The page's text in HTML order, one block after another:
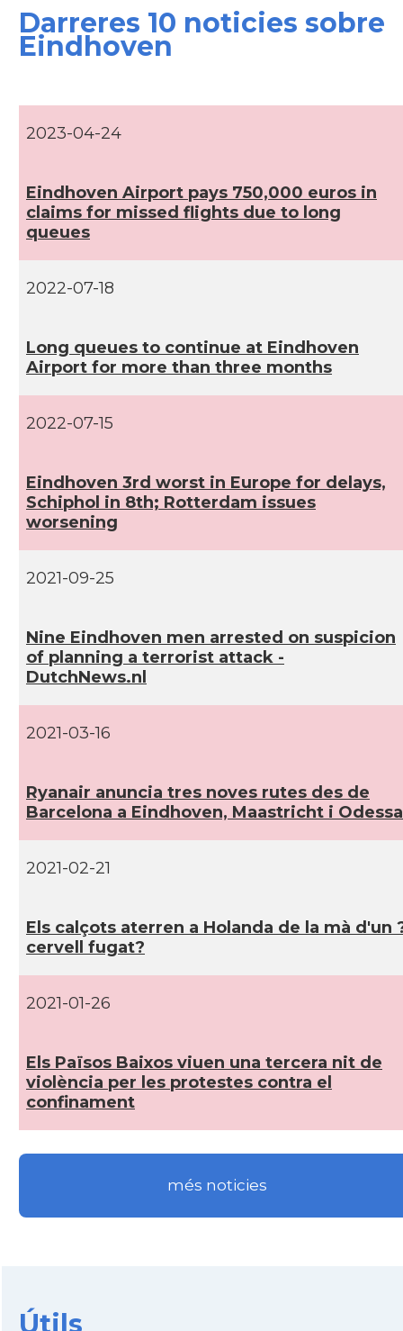
Darreres 10 noticies sobre
Eindhoven
2023-04-24
Eindhoven Airport pays 750,000 euros in
claims for missed flights due to long
queues
2022-07-18
Long queues to continue at Eindhoven
Airport for more than three months
2022-07-15
Eindhoven 3rd worst in Europe for delays,
Schiphol in 8th; Rotterdam issues
worsening
2021-09-25
Nine Eindhoven men arrested on suspicion
of planning a terrorist attack -
DutchNews.nl
2021-03-16
Ryanair anuncia tres noves rutes des de
Barcelona a Eindhoven, Maastricht i Odessa
2021-02-21
Els calçots aterren a Holanda de la mà d'un
cervell fugat?
2021-01-26
Els Països Baixos viuen una tercera nit de
violència per les protestes contra el
confinament
més noticies
Útils